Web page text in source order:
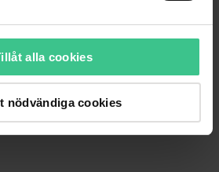
alla cookies
nödvändiga cookies